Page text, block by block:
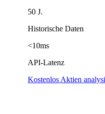
50 J.
Historische Daten
<10ms
API-Latenz
Kostenlos Aktien